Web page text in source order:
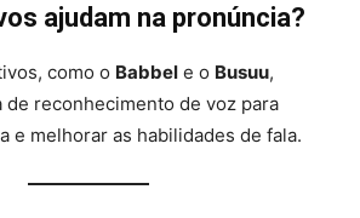
ajudam na pronúncia?
como o Babbel e o Busuu,
reconhecimento de voz para
e melhorar as habilidades de fala.